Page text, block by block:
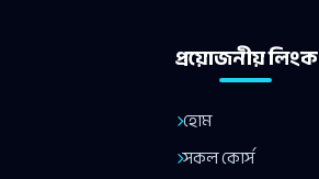
প্রয়োজনীয় লিংক
হোম
সকল কোর্স